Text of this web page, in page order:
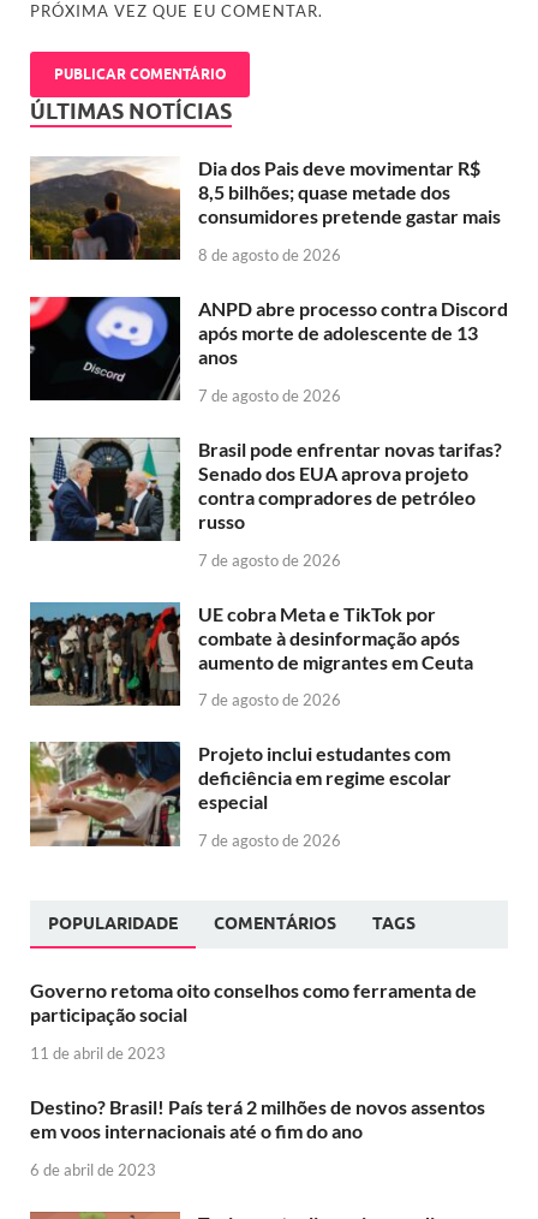
PRÓXIMA VEZ QUE EU COMENTAR.
ÚLTIMAS NOTÍCIAS
Dia dos Pais deve movimentar R$
8,5 bilhões; quase metade dos
consumidores pretende gastar mais
8 de agosto de 2026
ANPD abre processo contra Discord
após morte de adolescente de 13
anos
7 de agosto de 2026
Brasil pode enfrentar novas tarifas?
Senado dos EUA aprova projeto
contra compradores de petróleo
russo
7 de agosto de 2026
UE cobra Meta e TikTok por
combate à desinformação após
aumento de migrantes em Ceuta
7 de agosto de 2026
Projeto inclui estudantes com
deficiência em regime escolar
especial
7 de agosto de 2026
POPULARIDADE COMENTÁRIOS TAGS
Governo retoma oito conselhos como ferramenta de
participação social
11 de abril de 2023
Destino? Brasil! País terá 2 milhões de novos assentos
em voos internacionais até o fim do ano
6 de abril de 2023